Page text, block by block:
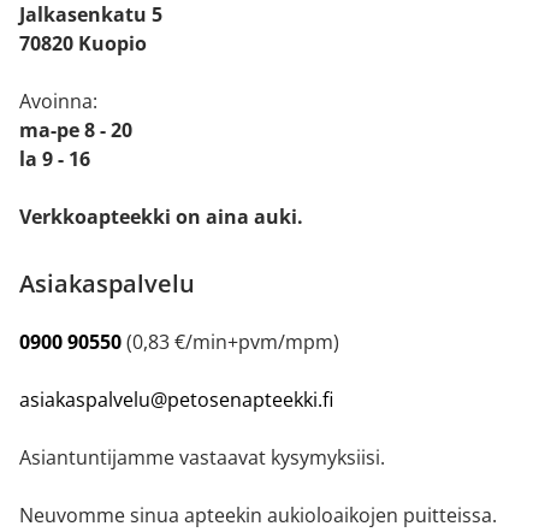
Jalkasenkatu 5
70820 Kuopio
Avoinna:
ma-pe 8 - 20
la 9 - 16
Verkkoapteekki on aina auki.
Asiakaspalvelu
0900 90550(0,83 €/min+pvm/mpm)
asiakaspalvelu@petosenapteekki.fi
Asiantuntijamme vastaavat kysymyksiisi.
Neuvomme sinua apteekin aukioloaikojen puitteissa.